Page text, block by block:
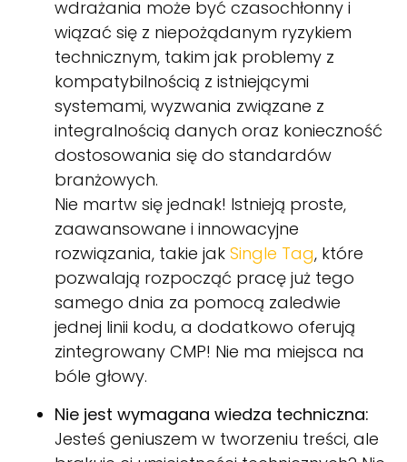
wdrażania może być czasochłonny i
wiązać się z niepożądanym ryzykiem
technicznym, takim jak problemy z
kompatybilnością z istniejącymi
systemami, wyzwania związane z
integralnością danych oraz konieczność
dostosowania się do standardów
branżowych.
Nie martw się jednak! Istnieją proste,
zaawansowane i innowacyjne
rozwiązania, takie jak Single Tag, które
pozwalają rozpocząć pracę już tego
samego dnia za pomocą zaledwie
jednej linii kodu, a dodatkowo oferują
zintegrowany CMP! Nie ma miejsca na
bóle głowy.
Nie jest wymagana wiedza techniczna:
Jesteś geniuszem w tworzeniu treści, ale